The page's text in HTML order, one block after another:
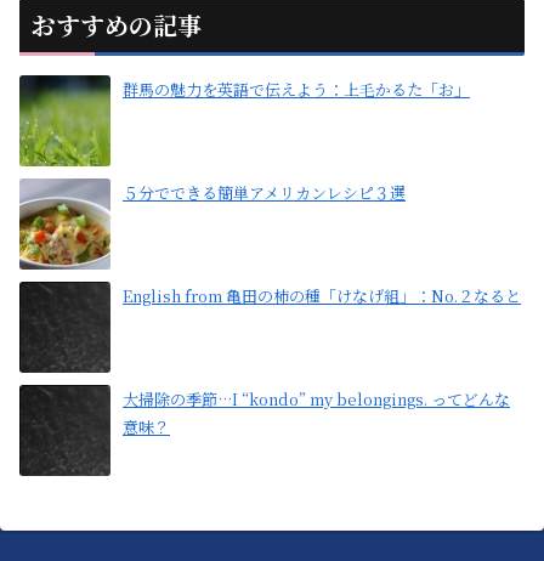
おすすめの記事
群馬の魅力を英語で伝えよう：上毛かるた「お」
５分でできる簡単アメリカンレシピ３選
English from 亀田の柿の種「けなげ組」：No.２なると
大掃除の季節…I “kondo” my belongings. ってどんな
意味？